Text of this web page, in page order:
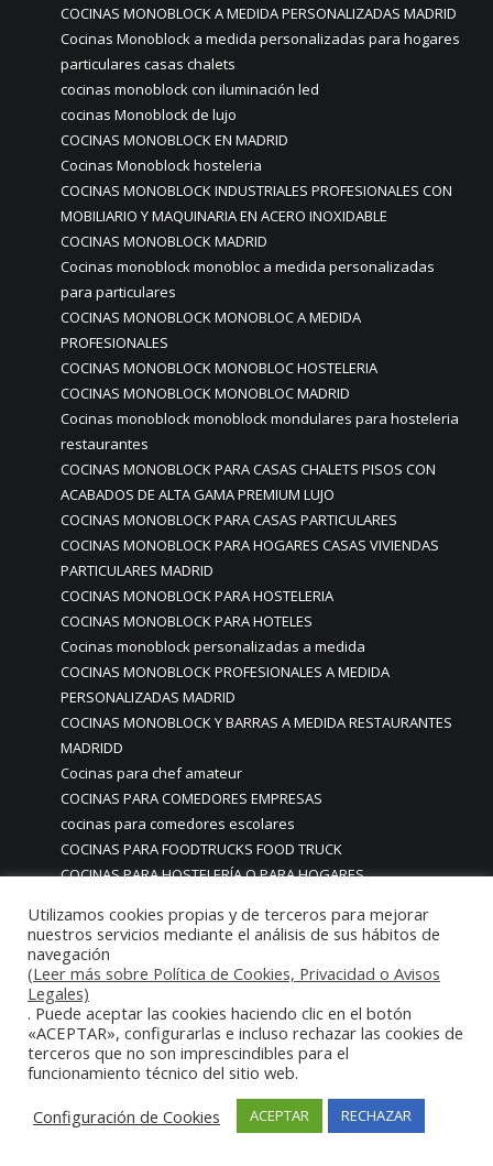
COCINAS MONOBLOCK A MEDIDA PERSONALIZADAS MADRID
Cocinas Monoblock a medida personalizadas para hogares
particulares casas chalets
cocinas monoblock con iluminación led
cocinas Monoblock de lujo
COCINAS MONOBLOCK EN MADRID
Cocinas Monoblock hosteleria
COCINAS MONOBLOCK INDUSTRIALES PROFESIONALES CON
MOBILIARIO Y MAQUINARIA EN ACERO INOXIDABLE
COCINAS MONOBLOCK MADRID
Cocinas monoblock monobloc a medida personalizadas
para particulares
COCINAS MONOBLOCK MONOBLOC A MEDIDA
PROFESIONALES
COCINAS MONOBLOCK MONOBLOC HOSTELERIA
COCINAS MONOBLOCK MONOBLOC MADRID
Cocinas monoblock monoblock mondulares para hosteleria
restaurantes
COCINAS MONOBLOCK PARA CASAS CHALETS PISOS CON
ACABADOS DE ALTA GAMA PREMIUM LUJO
COCINAS MONOBLOCK PARA CASAS PARTICULARES
COCINAS MONOBLOCK PARA HOGARES CASAS VIVIENDAS
PARTICULARES MADRID
COCINAS MONOBLOCK PARA HOSTELERIA
COCINAS MONOBLOCK PARA HOTELES
Cocinas monoblock personalizadas a medida
COCINAS MONOBLOCK PROFESIONALES A MEDIDA
PERSONALIZADAS MADRID
COCINAS MONOBLOCK Y BARRAS A MEDIDA RESTAURANTES
MADRIDD
Cocinas para chef amateur
COCINAS PARA COMEDORES EMPRESAS
cocinas para comedores escolares
COCINAS PARA FOODTRUCKS FOOD TRUCK
COCINAS PARA HOSTELERÍA O PARA HOGARES
COCINAS PARA HOTELES BUFFETS
COCINAS PARA PARTICULARES Y HOSTELERIA
COCINAS PARA RESTAURANTES
COCINAS PARA RESTAURANTES HOTELES EN MADRID
COCINAS PARA SERVICIO DOMESTICO
COCINAS PARA TERRAZAS EN MADRID ESPAÑA
COCINAS PREMIUM GAMA ALTA EN MADRID
COCINAS PREMIUM LUJO PARA RESTAURANTES
RESTAURACIÓN MADRID
Utilizamos cookies propias y de terceros para mejorar
nuestros servicios mediante el análisis de sus hábitos de
navegación
(Leer más sobre Política de Cookies, Privacidad o Avisos
Legales)
. Puede aceptar las cookies haciendo clic en el botón
«ACEPTAR», configurarlas e incluso rechazar las cookies de
terceros que no son imprescindibles para el
funcionamiento técnico del sitio web.
Configuración de Cookies
ACEPTAR RECHAZAR